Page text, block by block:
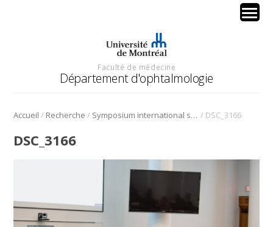
Faculté de médecine
Département d'ophtalmologie
Accueil / Recherche / Symposium international sur l’angiogenèse rétinienne et choroïdienne / DSC_3166
DSC_3166